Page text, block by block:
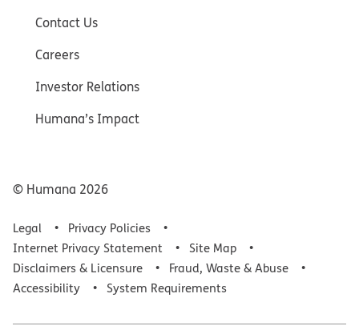
Contact Us
Careers
Investor Relations
Humana’s Impact
© Humana 2026
Legal
Privacy Policies
Internet Privacy Statement
Site Map
Disclaimers & Licensure
Fraud, Waste & Abuse
Accessibility
System Requirements